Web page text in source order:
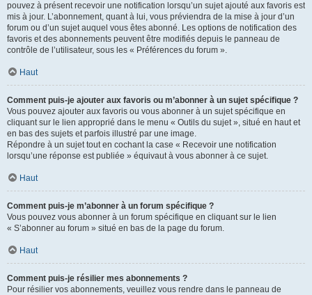
pouvez à présent recevoir une notification lorsqu’un sujet ajouté aux favoris est
mis à jour. L’abonnement, quant à lui, vous préviendra de la mise à jour d’un
forum ou d’un sujet auquel vous êtes abonné. Les options de notification des
favoris et des abonnements peuvent être modifiés depuis le panneau de
contrôle de l’utilisateur, sous les « Préférences du forum ».
Haut
Comment puis-je ajouter aux favoris ou m’abonner à un sujet spécifique ?
Vous pouvez ajouter aux favoris ou vous abonner à un sujet spécifique en
cliquant sur le lien approprié dans le menu « Outils du sujet », situé en haut et
en bas des sujets et parfois illustré par une image.
Répondre à un sujet tout en cochant la case « Recevoir une notification
lorsqu’une réponse est publiée » équivaut à vous abonner à ce sujet.
Haut
Comment puis-je m’abonner à un forum spécifique ?
Vous pouvez vous abonner à un forum spécifique en cliquant sur le lien
« S’abonner au forum » situé en bas de la page du forum.
Haut
Comment puis-je résilier mes abonnements ?
Pour résilier vos abonnements, veuillez vous rendre dans le panneau de